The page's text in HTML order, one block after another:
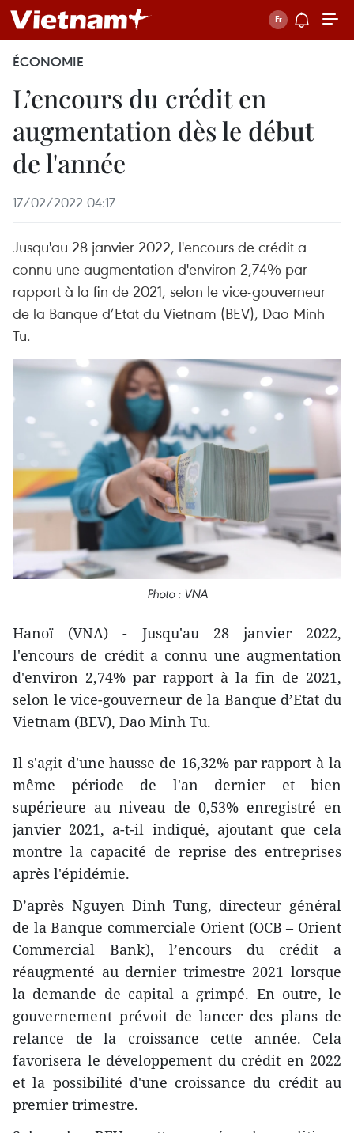
ÉCONOMIE
L’encours du crédit en
augmentation dès le début
de l'année
17/02/2022 04:17
Jusqu'au 28 janvier 2022, l'encours de crédit a
connu une augmentation d'environ 2,74% par
rapport à la fin de 2021, selon le vice-gouverneur
de la Banque d’Etat du Vietnam (BEV), Dao Minh
Tu.
Photo : VNA
Hanoï (VNA) - Jusqu'au 28 janvier 2022,
l'encours de crédit a connu une augmentation
d'environ 2,74% par rapport à la fin de 2021,
selon le vice-gouverneur de la Banque d’Etat du
Vietnam (BEV), Dao Minh Tu.
Il s'agit d'une hausse de 16,32% par rapport à la
même période de l'an dernier et bien
supérieure au niveau de 0,53% enregistré en
janvier 2021, a-t-il indiqué, ajoutant que cela
montre la capacité de reprise des entreprises
après l'épidémie.
D’après Nguyen Dinh Tung, directeur général
de la Banque commerciale Orient (OCB – Orient
Commercial Bank), l’encours du crédit a
réaugmenté au dernier trimestre 2021 lorsque
la demande de capital a grimpé. En outre, le
gouvernement prévoit de lancer des plans de
relance de la croissance cette année. Cela
favorisera le développement du crédit en 2022
et la possibilité d'une croissance du crédit au
premier trimestre.